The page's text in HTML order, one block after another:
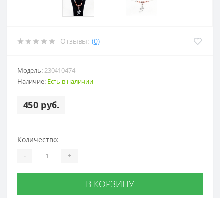
Отзывы: (0)
Модель:230410474
Наличие: Есть в наличии
450 руб.
Количество:
- +
В КОРЗИНУ